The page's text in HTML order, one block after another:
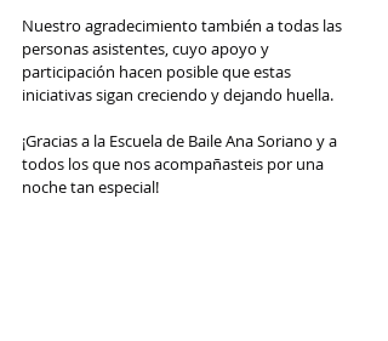
Nuestro agradecimiento también a todas las
personas asistentes, cuyo apoyo y
participación hacen posible que estas
iniciativas sigan creciendo y dejando huella.
¡Gracias a la Escuela de Baile Ana Soriano y a
todos los que nos acompañasteis por una
noche tan especial!